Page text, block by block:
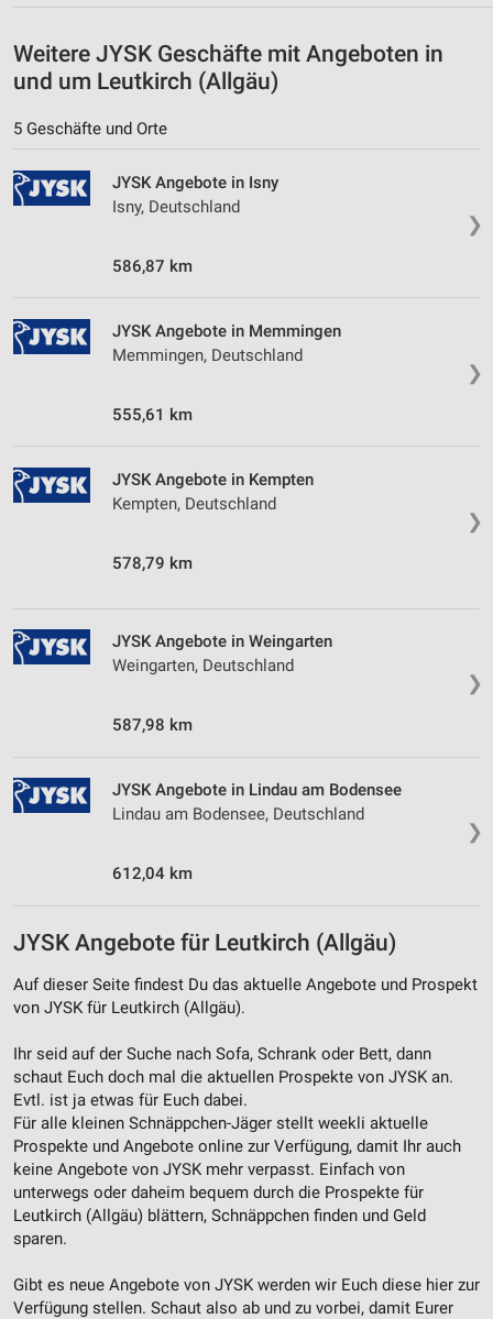
Weitere JYSK Geschäfte mit Angeboten in
und um Leutkirch (Allgäu)
5 Geschäfte und Orte
❯
JYSK Angebote in Isny
Isny, Deutschland
586,87 km
❯
JYSK Angebote in Memmingen
Memmingen, Deutschland
555,61 km
❯
JYSK Angebote in Kempten
Kempten, Deutschland
578,79 km
❯
JYSK Angebote in Weingarten
Weingarten, Deutschland
587,98 km
❯
JYSK Angebote in Lindau am Bodensee
Lindau am Bodensee, Deutschland
612,04 km
JYSK Angebote für Leutkirch (Allgäu)
Auf dieser Seite findest Du das aktuelle Angebote und Prospekt
von JYSK für Leutkirch (Allgäu).
Ihr seid auf der Suche nach Sofa, Schrank oder Bett, dann
schaut Euch doch mal die aktuellen Prospekte von JYSK an.
Evtl. ist ja etwas für Euch dabei.
Für alle kleinen Schnäppchen-Jäger stellt weekli aktuelle
Prospekte und Angebote online zur Verfügung, damit Ihr auch
keine Angebote von JYSK mehr verpasst. Einfach von
unterwegs oder daheim bequem durch die Prospekte für
Leutkirch (Allgäu) blättern, Schnäppchen finden und Geld
sparen.
Gibt es neue Angebote von JYSK werden wir Euch diese hier zur
Verfügung stellen. Schaut also ab und zu vorbei, damit Eurer
Kombinationen von Daten aus verschiedenen
Quellen
Entwicklung und Verbesserung der Angebote
Inhalten
IAB-Besonderheiten:
Informationen identifizieren
Nicht-IAB-Verarbeitungszwecke:
Funktional